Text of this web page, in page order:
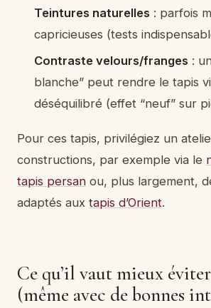
Teintures naturelles : parfois
capricieuses (tests
Contraste velours/franges :
blanche” peut rendre le tapis
déséquilibré (effet “neuf” sur
Pour ces tapis, privilégiez un
constructions, par exemple via le
tapis persan ou, plus largement,
adaptés aux tapis d’Orient.
Ce qu’il vaut mieux
(même avec de bonnes